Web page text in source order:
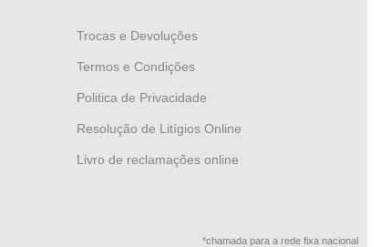
Trocas e Devoluções
Termos e Condições
Politica de Privacidade
Resolução de Litígios Online
Livro de reclamações online
*chamada para a rede fixa nacional